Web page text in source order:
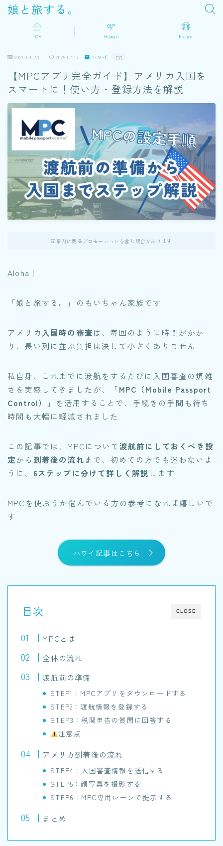
娘と旅する。
TOP Hawaii France
2025.04.23 2026.07.17 ハワイ PR
【MPCアプリ完全ガイド】アメリカ入国を
スマートに！使い方・登録方法を解説
記事内に商品プロモーションを含む場合があります
Aloha！
「娘と旅する。」のもいちゃん家族です
アメリカ 入国時の審査は、毎回のように時間がかか
り、長い列に並ぶ負担は決して小さくありません
私自身、これまでに渡航をするたびに入国審査の煩雑
さを実感してきましたが、「MPC（Mobile Passport
Control）
」を活用することで、手続きの手間も待ち
時間も大幅に軽減されました
この記事では、MPCについて渡航前にしておくべき設
定から 到着後の流れ まで、初めての方でも迷わないよ
うに、 6ステップに分けて詳しく解説 します
MPCを使おうか悩んでいる方の参考になれば嬉しいで
す
ハワイ記事はこちら
CLOSE
目次
MPCとは
全体の流れ
渡航前の準備
STEP1：MPCアプリをダウンロードする
STEP2：渡航情報を登録する
STEP3：税関申告の質問に回答する
注意点
アメリカ到着後の流れ
STEP4：入国審査情報を送信する
STEP5：顔写真を撮影する
STEP6：MPC専用レーンで提示する
まとめ